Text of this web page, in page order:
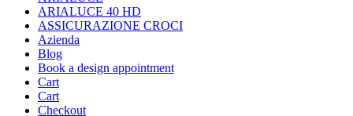
ARIALUCE 40 HD
ASSICURAZIONE CROCI
Azienda
Blog
Book a design appointment
Cart
Cart
Checkout